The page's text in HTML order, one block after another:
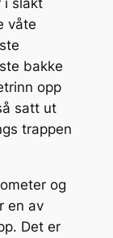
våte
bakke
opp
satt ut
trappen
og
en av
Det er